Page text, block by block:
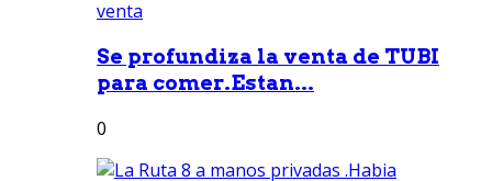
Se profundiza la venta de TUBI
para comer.Estan...
0